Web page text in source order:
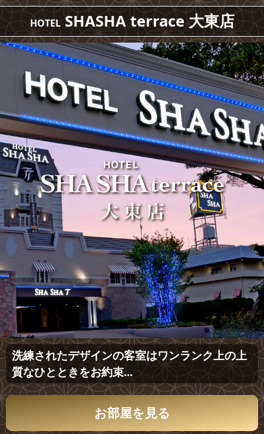
HOTELSHASHA terrace 大東店
洗練されたデザインの客室はワンランク上の上
質なひとときをお約束...
お部屋を見る